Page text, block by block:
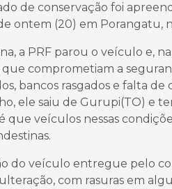
de conservação foi
ontem (20) em Porangatu,
a PRF parou o veículo e,
comprometiam a
bancos rasgados e falta
ele saiu de Gurupi(TO) e
que veículos nessas
do veículo entregue pelo
com rasuras em